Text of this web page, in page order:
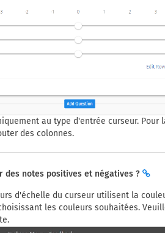
au type d'entrée curseur.
des colonnes.
des notes positives et négatives ?
d'échelle du curseur utilisent la
les couleurs souhaitées.